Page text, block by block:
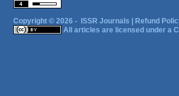
Copyright © 2026 - ISSR Journals
Refund
All articles are licensed under a